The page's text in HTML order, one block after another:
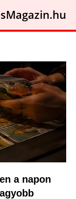
a napon